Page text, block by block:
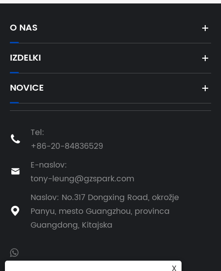
O NAS
IZDELKI
NOVICE

Tel:
+86-20-84836529

E-naslov:
tony-leung@gzspark.com

Naslov: No.317 Dongxing Road, okrožje
Panyu, mesto Guangzhou, provinca
Guangdong, Kitajska